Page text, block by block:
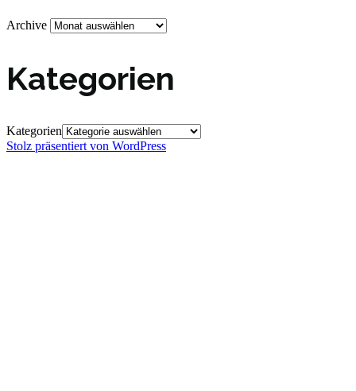
Archive
Kategorien
Kategorien
Stolz präsentiert von WordPress